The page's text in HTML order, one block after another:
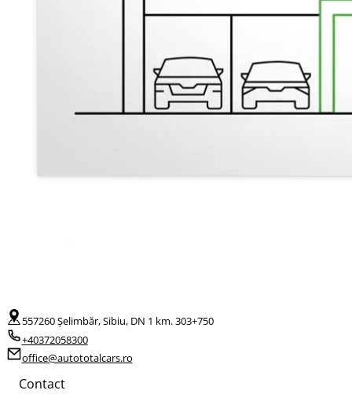
557260 Șelimbăr, Sibiu, DN 1 km. 303+750
+40372058300
office@autototalcars.ro
Contact